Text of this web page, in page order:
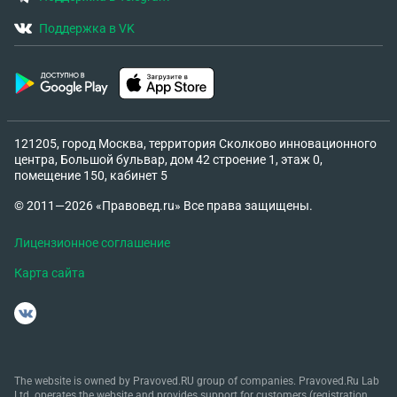
151 Гражданского кодекса РФ, требую
мне и моему сыну в результате некачественного
оказания услуг и нарушения требований
безопасности. Убеждена, что травма моего сына
произошла вследствие ненадлежащего
присмотра и халатности персонала игровой
комнаты «Kinder». Прошу вас провести
тщательную проверку данного заведения,
меры для предотвращения подобных инцидентов
в будущем. таком ситуации возмещения
сыну в результате некачественного оказания
Поддержка в VK
121205, город Москва, территория Сколково инновационного
центра, Большой бульвар, дом 42 строение 1, этаж 0,
помещение 150, кабинет 5
© 2011—2026 «Правовед.ru» Все права защищены.
Лицензионное соглашение
Карта сайта
The website is owned by Pravoved.RU group of companies. Pravoved.Ru Lab